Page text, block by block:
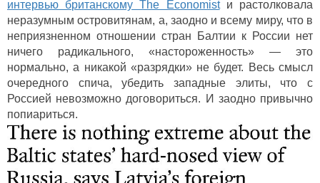
интервью британскому The Economistи растолковала
неразумным островитянам, а, заодно и всему миру, что в
неприязненном отношении стран Балтии к России нет
ничего радикального, «настороженность» — это
нормально, а никакой «разрядки» не будет. Весь смысл
очередного спича, убедить западные элиты, что с
Россией невозможно договориться. И заодно привычно
попиариться.